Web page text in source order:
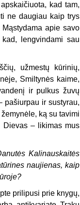
kad tam,
ne daugiau kaip trys
apie savo
lengvindami sau
užmestų kūrinių,
Smiltynės kaime,
ir pulkus žuvų
ir sustyrau,
ką su tavimi
Dievas – likimas mus
Kalinauskaitės
naujienas, kaip
prilipusi prie knygų,